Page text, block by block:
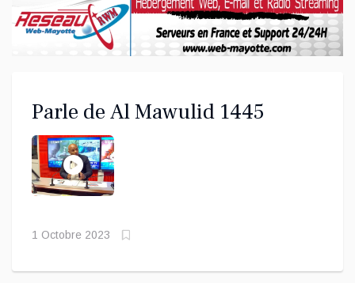
Parle de Al Mawulid 1445
1 Octobre 2023